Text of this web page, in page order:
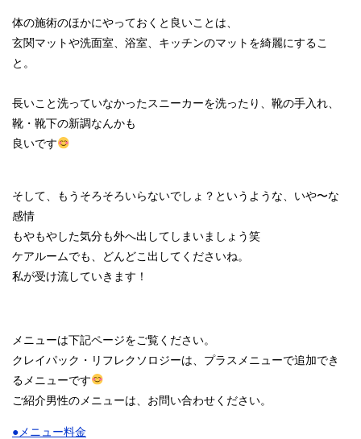
体の施術のほかにやっておくと良いことは、
玄関マットや洗面室、浴室、キッチンのマットを綺麗にするこ
と。
長いこと洗っていなかったスニーカーを洗ったり、靴の手入れ、
靴・靴下の新調なんかも
良いです
そして、もうそろそろいらないでしょ？というような、いや〜な
感情
もやもやした気分も外へ出してしまいましょう笑
ケアルームでも、どんどこ出してくださいね。
私が受け流していきます！
メニューは下記ページをご覧ください。
クレイパック・リフレクソロジーは、プラスメニューで追加でき
るメニューです
ご紹介男性のメニューは、お問い合わせください。
●メニュー料金